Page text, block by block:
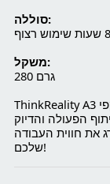
סוללה:
משקל:
280 גרם
ThinkReality A3 הם יותר ממשקפי AR – הם הכלי שיביא את עתיד
הפעולה והדיוק
את חווית העבודה
שלכם!